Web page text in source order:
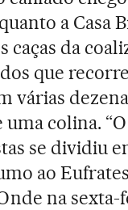
a Casa
caças da
que
várias
colina.
se dividiu
ao
na sexta-